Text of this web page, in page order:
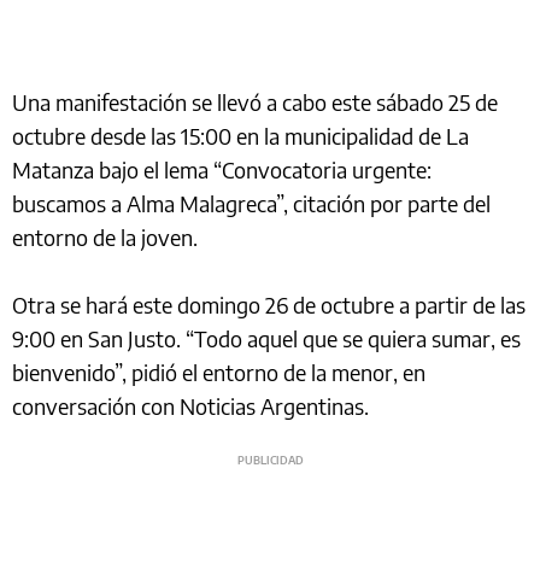
Una manifestación se llevó a cabo este sábado 25 de
octubre desde las 15:00 en la municipalidad de La
Matanza bajo el lema “Convocatoria urgente:
buscamos a Alma Malagreca”, citación por parte del
entorno de la joven.
Otra se hará este domingo 26 de octubre a partir de las
9:00 en San Justo. “Todo aquel que se quiera sumar, es
bienvenido”, pidió el entorno de la menor, en
conversación con Noticias Argentinas.